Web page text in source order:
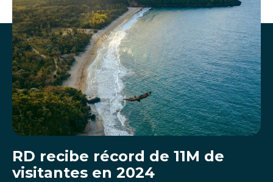
RD recibe récord de 11M de
visitantes en 2024